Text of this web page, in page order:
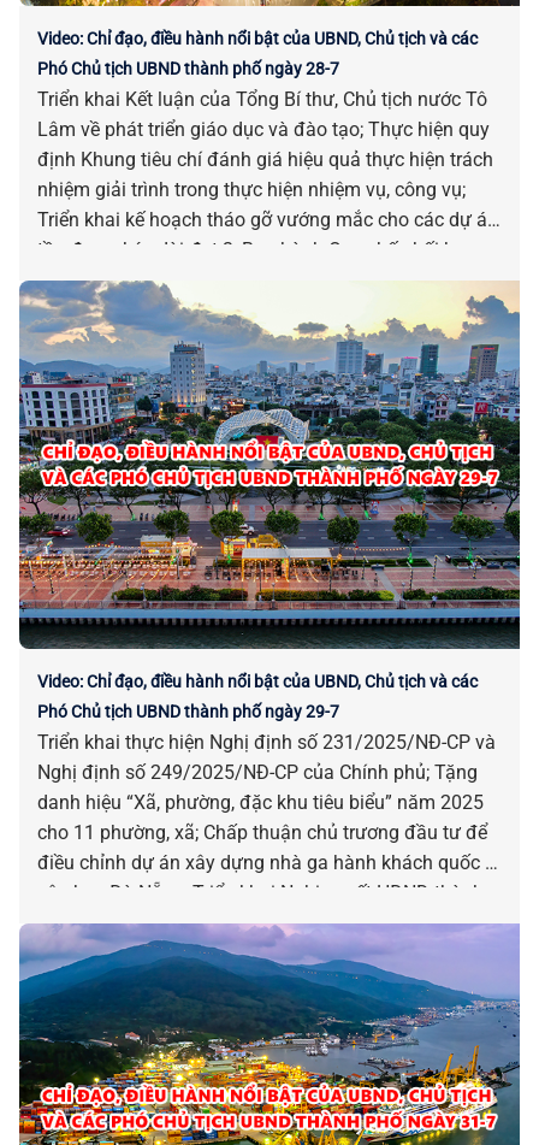
Video: Chỉ đạo, điều hành nổi bật của UBND, Chủ tịch và các
Phó Chủ tịch UBND thành phố ngày 28-7
Triển khai Kết luận của Tổng Bí thư, Chủ tịch nước Tô
Lâm về phát triển giáo dục và đào tạo; Thực hiện quy
định Khung tiêu chí đánh giá hiệu quả thực hiện trách
nhiệm giải trình trong thực hiện nhiệm vụ, công vụ;
Triển khai kế hoạch tháo gỡ vướng mắc cho các dự án
tồn đọng, kéo dài đợt 3; Ban hành Quy chế phối hợp
liên ngành trong kiểm soát hoạt động tàu cá, xử lý tàu
cá vi phạm khai thác IUU; Bổ sung 204 khu vực phát
triển nhà ở tại địa bàn Quảng Nam (trước hợp nhất)
giai đoạn 2021-2030… là những chỉ đạo, điều hành nổi
bật của UBND, Chủ tịch và các Phó Chủ tịch UBND
thành phố ngày 28-7.
Video: Chỉ đạo, điều hành nổi bật của UBND, Chủ tịch và các
Phó Chủ tịch UBND thành phố ngày 29-7
Triển khai thực hiện Nghị định số 231/2025/NĐ-CP và
Nghị định số 249/2025/NĐ-CP của Chính phủ; Tặng
danh hiệu “Xã, phường, đặc khu tiêu biểu” năm 2025
cho 11 phường, xã; Chấp thuận chủ trương đầu tư để
điều chỉnh dự án xây dựng nhà ga hành khách quốc tế
sân bay Đà Nẵng; Triển khai Nghị quyết HĐND thành
phố quy định cơ chế, chính sách hỗ trợ sắp xếp, ổn
định dân cư miền núi, vùng thiên tai; Phê duyệt các
quy trình nội bộ giải quyết TTHC trên một số lĩnh vực…
là những chỉ đạo, điều hành nổi bật của UBND, Chủ
tịch và các Phó Chủ tịch UBND thành phố ngày 29-7.